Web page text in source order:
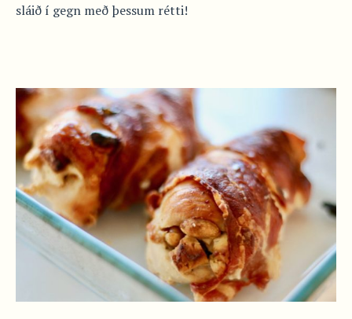
sláið í gegn með þessum rétti!